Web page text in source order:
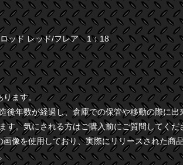
ッド レッド/フレア 1：18
ります。
後年数が経過し、倉庫での保管や移動の際に
す。気にされる方はご購入前にご質問してく
像を使用しており、実際にリリースされた